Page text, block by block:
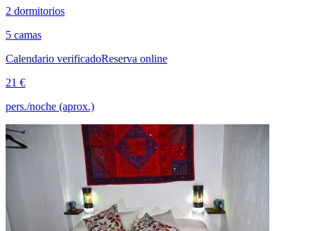
2 dormitorios
5 camas
Calendario verificadoReserva online
21 €
pers./noche (aprox.)